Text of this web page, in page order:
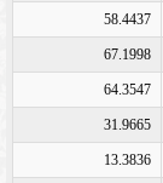
58.4437
67.1998
64.3547
31.9665
13.3836